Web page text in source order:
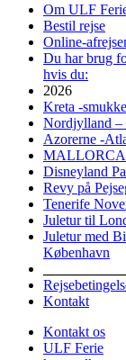
Om ULF
Bestil rejse
Online-
Du har brug
hvis du:
2026
Kreta -
Nordjylland –
Azorerne -
MALLORCA
Disneyland
Revy på
Tenerife
Juletur til
Juletur med
København
Kontakt
Kontakt os
ULF Ferie